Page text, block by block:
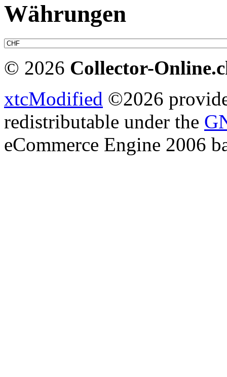
Währungen
© 2026 Collector-
xtcModified ©2026
redistributable under the
eCommerce Engine 2006